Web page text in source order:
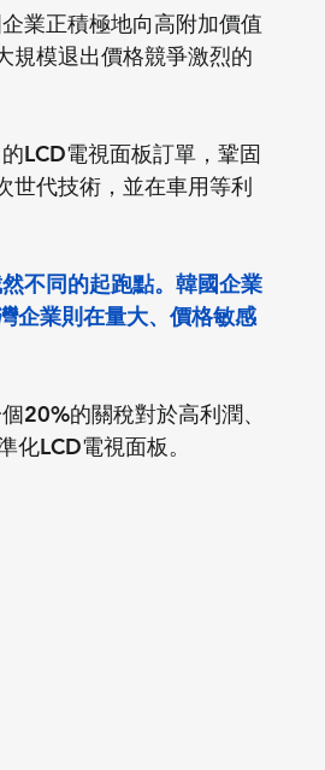
業正積極地向高附加價值
規模退出價格競爭激烈的
LCD電視面板訂單，鞏固
世代技術，並在車用等利
不同的起跑點。韓國企業
企業則在量大、價格敏感
20%的關稅對於高利潤、
LCD電視面板。